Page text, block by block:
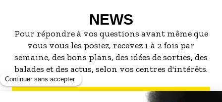
NEWS
Pour répondre à vos questions avant même que
vous vous les posiez, recevez 1 à 2 fois par
semaine, des bons plans, des idées de sorties, des
balades et des actus, selon vos centres d'intérêts.
S'INSCRIRE À LA NEWSLETTER